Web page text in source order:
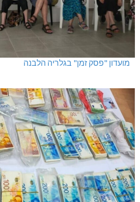
מועדון "פסק זמן" בגלריה הלבנה